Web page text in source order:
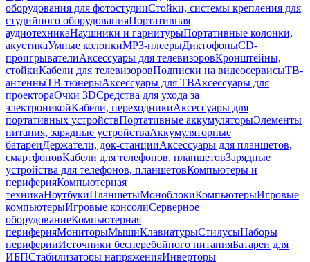
оборудования для фотостудииСтойки, системы крепления для
студийного оборудованияПортативная
аудиотехникаНаушники и гарнитурыПортативные колонки,
акустикаУмные колонкиMP3-плеерыДиктофоныCD-
проигрывателиАксессуары для телевизоровКронштейны,
стойкиКабели для телевизоровПодписки на видеосервисыТВ-
антенныТВ-тюнерыАксессуары для ТВАксессуары для
проектораОчки 3DСредства для ухода за
электроникойКабели, переходникиАксессуары для
портативных устройствПортативные аккумуляторыЭлементы
питания, зарядные устройстваАккумуляторные
батареиДержатели, док-станцииАксессуары для планшетов,
смартфоновКабели для телефонов, планшетовЗарядные
устройства для телефонов, планшетовКомпьютеры и
периферияКомпьютерная
техникаНоутбукиПланшетыМоноблокиКомпьютерыИгровые
компьютерыИгровые консолиСерверное
оборудованиеКомпьютерная
периферияМониторыМышиКлавиатурыСтилусыНаборы
периферииИсточники бесперебойного питанияБатареи для
ИБПСтабилизаторы напряженияИнверторы